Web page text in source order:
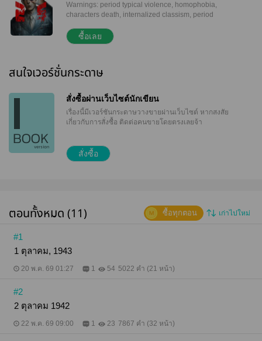
Warnings: period typical violence, homophobia,
characters death, internalized classism, period
emotional fatigue, loss, angst, hurt no comfort,
passive death wish character, PTSD, thoughts of
paper | 250 pages หากย้อนเวลากลับไปได้ยูจีนคงยอม
ปัจจุบันโลก แต่แล้วกระแสสังคมก็พาเขามาอยู่ท่ามกลาง
สงครามร้อนระอุ เข่นฆ่าผู้บริสุทธิ์ด้วยคันโยกระเบิดจาก
ฟากฟ้า เขาร้องไห้จนเหมือนจะสำรอกเอาความผิดบาป
ออก ชะล้างเลือดที่เกรอะกรังด้วยหยดน้ำตา อ้อนวอนต่อ
https://www.readawrite.com/a/aada40849da2a82c6
1c53b68ff967513?r=user_page
ซื้อเลย
สนใจเวอร์ชั่นกระดาษ
สั่งซื้อผ่านเว็บไซต์นักเขียน
เรื่องนี้มีเวอร์ชันกระดาษวางขายผ่านเว็บไซต์ หากสงสัย
เกี่ยวกับการสั่งซื้อ ติดต่อคนขายโดยตรงเลยจ้า
สั่งซื้อ
ตอนทั้งหมด (11) เก่าไปใหม่
ซื้อทุกตอน
#1
1 ตุลาคม, 1943
20 พ.ค. 69 01:27 1 54 5022 คำ (21 หน้า)
#2
2 ตุลาคม 1942
22 พ.ค. 69 09:00 1 23 7867 คำ (32 หน้า)